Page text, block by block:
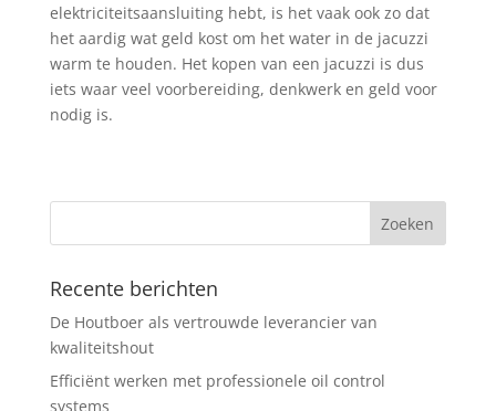
elektriciteitsaansluiting hebt, is het vaak ook zo dat
het aardig wat geld kost om het water in de jacuzzi
warm te houden. Het kopen van een jacuzzi is dus
iets waar veel voorbereiding, denkwerk en geld voor
nodig is.
Recente berichten
De Houtboer als vertrouwde leverancier van
kwaliteitshout
Efficiënt werken met professionele oil control
systems